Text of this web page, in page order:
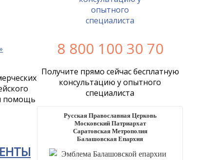
помощь
8 800 100 30 70
Получите прямо сейчас бесплатную
консультацию у опытного
специалиста
Русская Православная Церковь
Московский Патриархат
Саратовская Метрополия
Балашовская Епархия